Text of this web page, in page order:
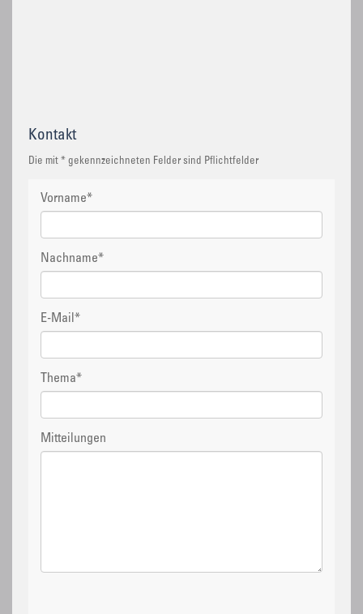
Kontakt
Die mit * gekennzeichneten Felder sind Pflichtfelder
Vorname*
Nachname*
E-Mail *
Thema*
Mitteilungen